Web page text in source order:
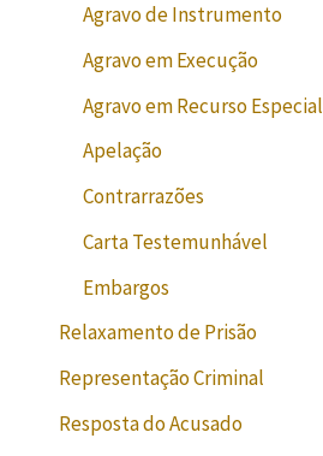
Agravo de Instrumento
Agravo em Execução
Agravo em Recurso Especial
Apelação
Contrarrazões
Carta Testemunhável
Embargos
Relaxamento de Prisão
Representação Criminal
Resposta do Acusado